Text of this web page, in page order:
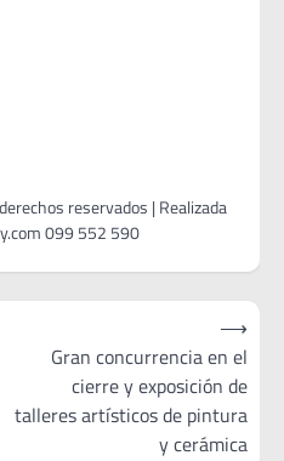
Gran concurrencia en el
cierre y exposición de
talleres artísticos de pintura
y cerámica
⟶